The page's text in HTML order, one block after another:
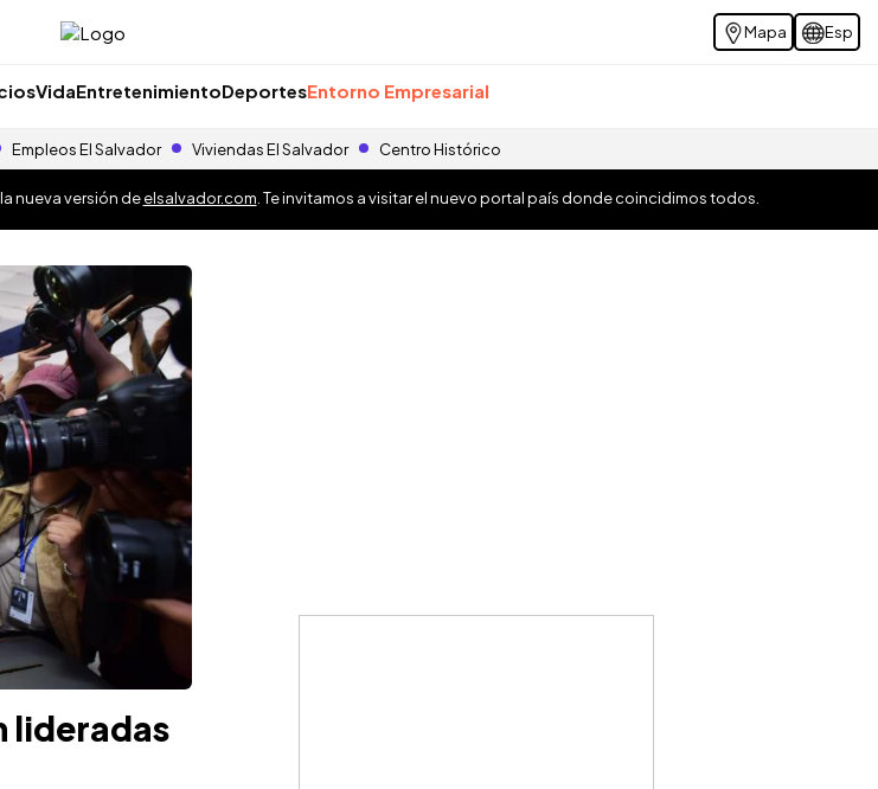
Mapa Esp
VidaEntretenimientoDeportesEntorno Empresarial
Empleos El Salvador Viviendas El Salvador Centro Histórico
nueva versión deelsalvador.com . Te invitamos a visitar el nuevo portal país donde coincidimos todos.
lideradas